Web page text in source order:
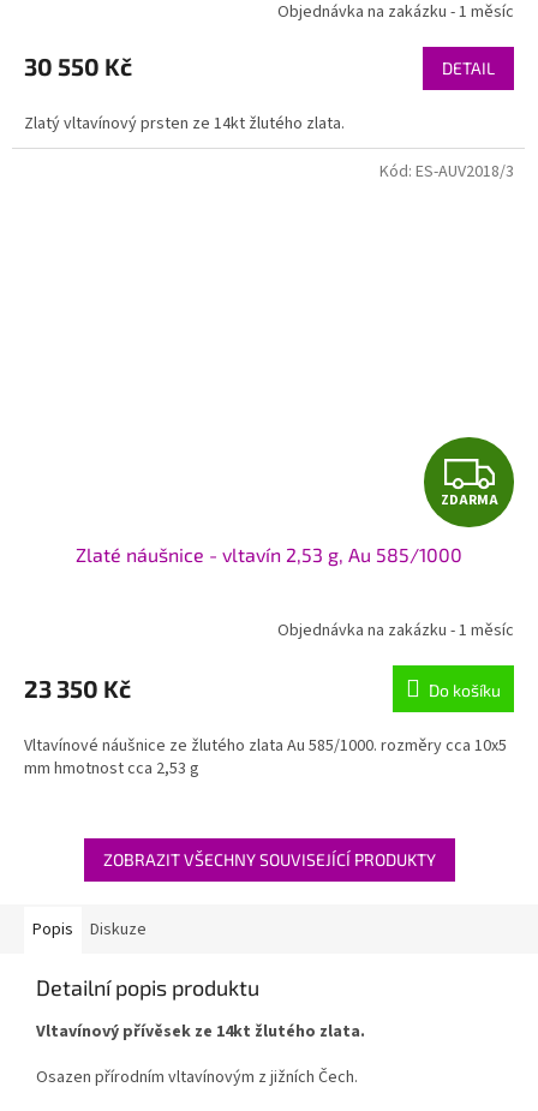
Objednávka na zakázku - 1 měsíc
30 550 Kč DETAIL
Zlatý vltavínový prsten ze 14kt žlutého zlata.
Z
D
R
M
A
ZDARMA
Zlaté náušnice - vltavín 2,53 g, Au 585/1000
Objednávka na zakázku - 1 měsíc
23 350 Kč Do košíku
Vltavínové náušnice ze žlutého zlata Au 585/1000. rozměry cca 10x5
mm hmotnost cca 2,53 g
Kód: ES-AUV2018/3
ZOBRAZIT VŠECHNY SOUVISEJÍCÍ PRODUKTY
Popis Diskuze
Detailní popis produktu
Vltavínový přívěsek ze 14kt žlutého zlata.
Osazen přírodním vltavínovým z jižních Čech.